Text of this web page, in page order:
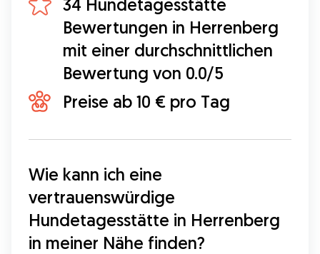
34 Hundetagesstätte
Bewertungen in Herrenberg
mit einer durchschnittlichen
Bewertung von 0.0/5
Preise ab 10 € pro Tag
Wie kann ich eine
vertrauenswürdige
Hundetagesstätte in Herrenberg
in meiner Nähe finden?